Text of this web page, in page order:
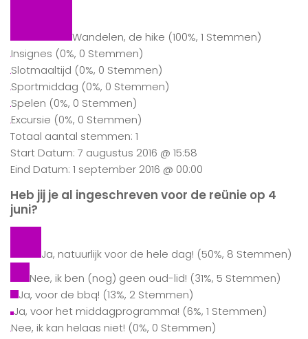
Wandelen, de hike (100%, 1 Stemmen)
Insignes (0%, 0 Stemmen)
Slotmaaltijd (0%, 0 Stemmen)
Sportmiddag (0%, 0 Stemmen)
Spelen (0%, 0 Stemmen)
Excursie (0%, 0 Stemmen)
Totaal aantal stemmen: 1
Start Datum: 7 augustus 2016 @ 15:58
Eind Datum: 1 september 2016 @ 00:00
Heb jij je al ingeschreven voor de reünie op 4
juni?
Ja, natuurlijk voor de hele dag! (50%, 8 Stemmen)
Nee, ik ben (nog) geen oud-lid! (31%, 5 Stemmen)
Ja, voor de bbq! (13%, 2 Stemmen)
Ja, voor het middagprogramma! (6%, 1 Stemmen)
Nee, ik kan helaas niet! (0%, 0 Stemmen)